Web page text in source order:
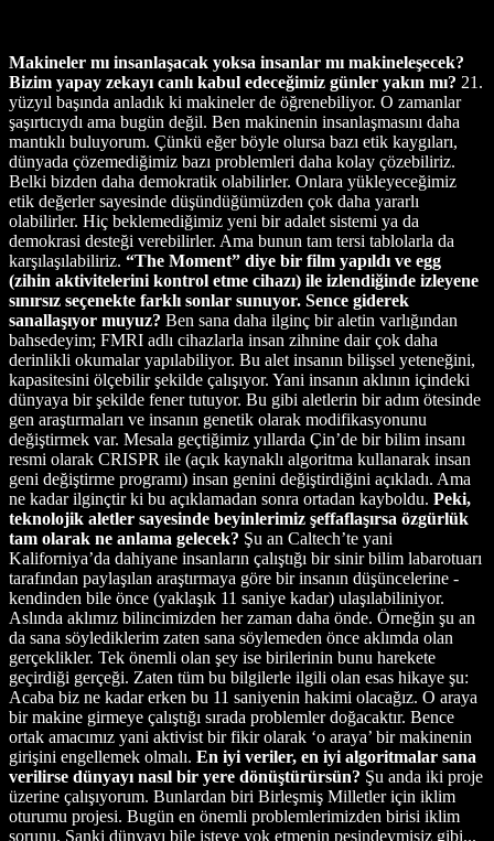
Makineler mı insanlaşacak yoksa insanlar mı makineleşecek?
Bizim yapay zekayı canlı kabul edeceğimiz günler yakın mı? 21.
yüzyıl başında anladık ki makineler de öğrenebiliyor. O zamanlar
şaşırtıcıydı ama bugün değil. Ben makinenin insanlaşmasını daha
mantıklı buluyorum. Çünkü eğer böyle olursa bazı etik kaygıları,
dünyada çözemediğimiz bazı problemleri daha kolay çözebiliriz.
Belki bizden daha demokratik olabilirler. Onlara yükleyeceğimiz
etik değerler sayesinde düşündüğümüzden çok daha yararlı
olabilirler. Hiç beklemediğimiz yeni bir adalet sistemi ya da
demokrasi desteği verebilirler. Ama bunun tam tersi tablolarla da
karşılaşılabiliriz. “The Moment” diye bir film yapıldı ve egg
(zihin aktivitelerini kontrol etme cihazı) ile izlendiğinde izleyene
sınırsız seçenekte farklı sonlar sunuyor. Sence giderek
sanallaşıyor muyuz? Ben sana daha ilginç bir aletin varlığından
bahsedeyim; FMRI adlı cihazlarla insan zihnine dair çok daha
derinlikli okumalar yapılabiliyor. Bu alet insanın bilişsel yeteneğini,
kapasitesini ölçebilir şekilde çalışıyor. Yani insanın aklının içindeki
dünyaya bir şekilde fener tutuyor. Bu gibi aletlerin bir adım ötesinde
gen araştırmaları ve insanın genetik olarak modifikasyonunu
değiştirmek var. Mesala geçtiğimiz yıllarda Çin’de bir bilim insanı
resmi olarak CRISPR ile (açık kaynaklı algoritma kullanarak insan
geni değiştirme programı) insan genini değiştirdiğini açıkladı. Ama
ne kadar ilginçtir ki bu açıklamadan sonra ortadan kayboldu. Peki,
teknolojik aletler sayesinde beyinlerimiz şeffaflaşırsa özgürlük
tam olarak ne anlama gelecek? Şu an Caltech’te yani
Kaliforniya’da dahiyane insanların çalıştığı bir sinir bilim labarotuarı
tarafından paylaşılan araştırmaya göre bir insanın düşüncelerine -
kendinden bile önce (yaklaşık 11 saniye kadar) ulaşılabiliniyor.
Aslında aklımız bilincimizden her zaman daha önde. Örneğin şu an
da sana söylediklerim zaten sana söylemeden önce aklımda olan
gerçeklikler. Tek önemli olan şey ise birilerinin bunu harekete
geçirdiği gerçeği. Zaten tüm bu bilgilerle ilgili olan esas hikaye şu:
Acaba biz ne kadar erken bu 11 saniyenin hakimi olacağız. O araya
bir makine girmeye çalıştığı sırada problemler doğacaktır. Bence
ortak amacımız yani aktivist bir fikir olarak ‘o araya’ bir makinenin
girişini engellemek olmalı. En iyi veriler, en iyi algoritmalar sana
verilirse dünyayı nasıl bir yere dönüştürürsün? Şu anda iki proje
üzerine çalışıyorum. Bunlardan biri Birleşmiş Milletler için iklim
oturumu projesi. Bugün en önemli problemlerimizden birisi iklim
sorunu. Sanki dünyayı bile isteye yok etmenin peşindeymişiz gibi...